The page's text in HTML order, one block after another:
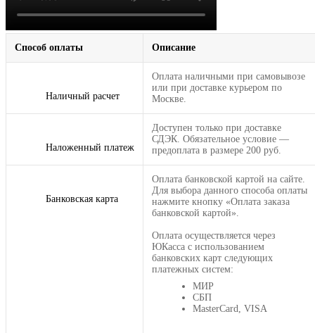
Способ оплаты Описание
Наличный расчет
Оплата наличными при самовывозе
или при доставке курьером по
Москве.
Наложенный платеж
Доступен только при доставке
СДЭК. Обязательное условие —
предоплата в размере 200 руб.
Банковская карта
Оплата банковской картой на сайте.
Для выбора данного способа оплаты
нажмите кнопку «Оплата заказа
банковской картой».
Оплата осуществляется через
ЮКасса с использованием
банковских карт следующих
платежных систем:
МИР
СБП
MasterCard, VISA